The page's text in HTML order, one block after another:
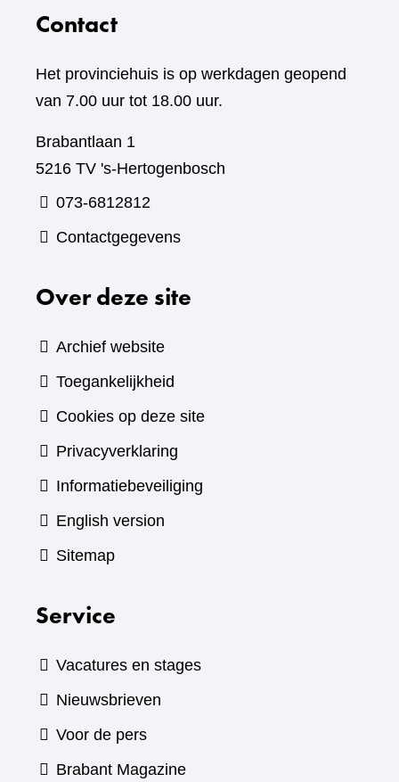
Contact
Het provinciehuis is op werkdagen geopend
van 7.00 uur tot 18.00 uur.
Brabantlaan 1
5216 TV 's-Hertogenbosch
073-6812812
Contactgegevens
Over deze site
Archief website
Toegankelijkheid
Cookies op deze site
Privacyverklaring
Informatiebeveiliging
English version
Sitemap
Service
Vacatures en stages
Nieuwsbrieven
Voor de pers
Brabant Magazine(verwijst